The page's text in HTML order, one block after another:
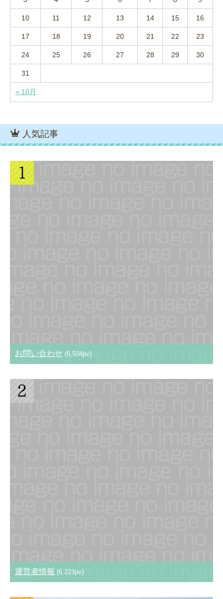
« 10月
10 11 12 13 14 15 16
17 18 19 20 21 22 23
24 25 26 27 28 29 30
31
人気記事
お問い合わせ (6,504pv)
運営者情報 (6,223pv)